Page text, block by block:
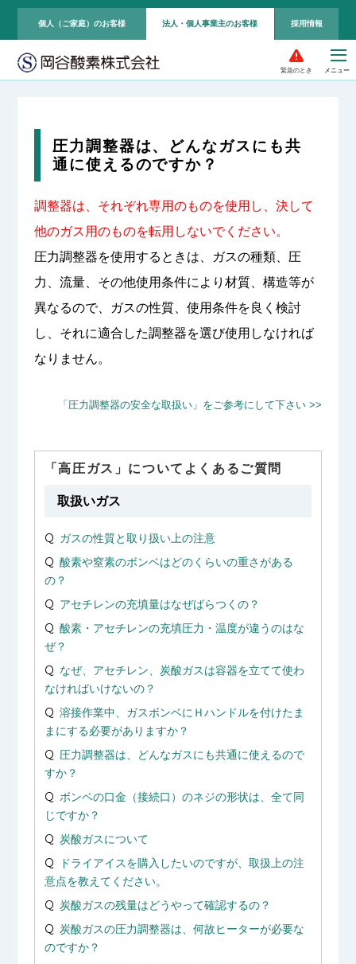
個人（ご家庭）のお客様 法人・個人事業主のお客様 採用情報
緊急のとき
圧力調整器は、どんなガスにも共
通に使えるのですか？
調整器は、それぞれ専用のものを使用し、決して
他のガス用のものを転用しないでください。
圧力調整器を使用するときは、ガスの種類、圧
力、流量、その他使用条件により材質、構造等が
異なるので、ガスの性質、使用条件を良く検討
し、それに適合した調整器を選び使用しなければ
なりません。
「圧力調整器の安全な取扱い」をご参考にして下さい >>
「高圧ガス」についてよくあるご質問
取扱いガス
ガスの性質と取り扱い上の注意
酸素や窒素のボンベはどのくらいの重さがある
の？
アセチレンの充填量はなぜばらつくの？
酸素・アセチレンの充填圧力・温度が違うのはな
ぜ？
なぜ、アセチレン、炭酸ガスは容器を立てて使わ
なければいけないの？
溶接作業中、ガスボンベにＨハンドルを付けたま
まにする必要がありますか？
圧力調整器は、どんなガスにも共通に使えるので
すか？
ボンベの口金（接続口）のネジの形状は、全て同
じですか？
炭酸ガスについて
ドライアイスを購入したいのですが、取扱上の注
意点を教えてください。
炭酸ガスの残量はどうやって確認するの？
炭酸ガスの圧力調整器は、何故ヒーターが必要な
のですか？